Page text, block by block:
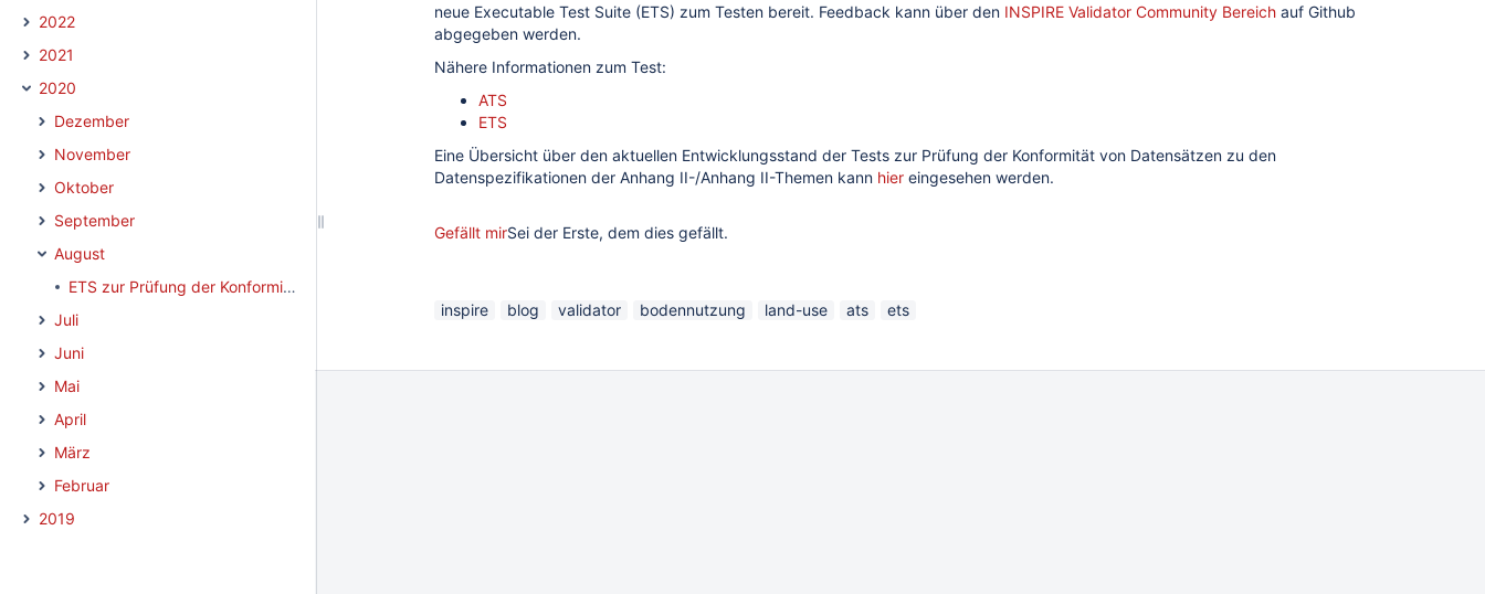
2022
2021
2020
Dezember
November
Oktober
September
August
ETS zur Prüfung der Konformität von Datensätzen zum Thema Bodennutzung steht zum Testen bereit
Juli
Juni
Mai
April
März
Februar
2019
neue Executable Test Suite (ETS) zum Testen bereit. Feedback kann über den INSPIRE Validator Community Bereich auf Github
abgegeben werden.
Nähere Informationen zum Test:
ATS
ETS
Eine Übersicht über den aktuellen Entwicklungsstand der Tests zur Prüfung der Konformität von Datensätzen zu den
Datenspezifikationen der Anhang II-/Anhang II-Themen kann hier eingesehen werden.
Gefällt mirSei der Erste, dem dies gefällt.
inspire blog validator bodennutzung land-use ats ets